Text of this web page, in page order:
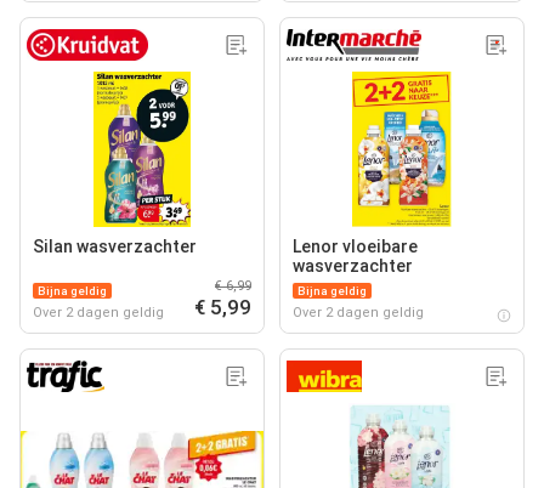
Silan wasverzachter
Bijna geldig
Over 2 dagen geldig
€ 6,99
€ 5,99
Lenor vloeibare
wasverzachter
Bijna geldig
Over 2 dagen geldig